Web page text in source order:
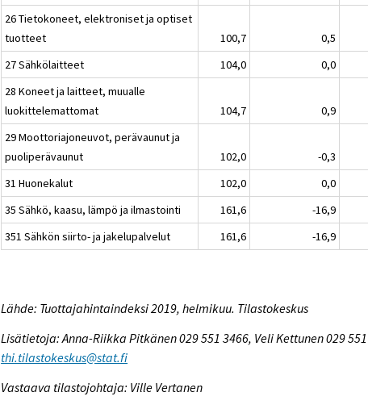
26 Tietokoneet, elektroniset ja optiset
tuotteet
100,7 0,5
27 Sähkölaitteet
104,0 0,0
28 Koneet ja laitteet, muualle
luokittelemattomat
104,7 0,9
29 Moottoriajoneuvot, perävaunut ja
puoliperävaunut
102,0 -0,3
31 Huonekalut
102,0 0,0
35 Sähkö, kaasu, lämpö ja ilmastointi
161,6 -16,9
351 Sähkön siirto- ja jakelupalvelut
161,6 -16,9
Lähde: Tuottajahintaindeksi 2019, helmikuu. Tilastokeskus
Lisätietoja: Anna-Riikka Pitkänen 029 551 3466, Veli Kettunen 029
thi.tilastokeskus@stat.fi
Vastaava tilastojohtaja: Ville Vertanen